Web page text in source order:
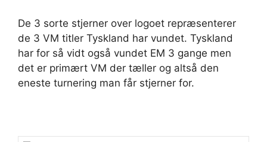
De 3 sorte stjerner over logoet repræsenterer
de 3 VM titler Tyskland har vundet. Tyskland
har for så vidt også vundet EM 3 gange men
det er primært VM der tæller og altså den
eneste turnering man får stjerner for.